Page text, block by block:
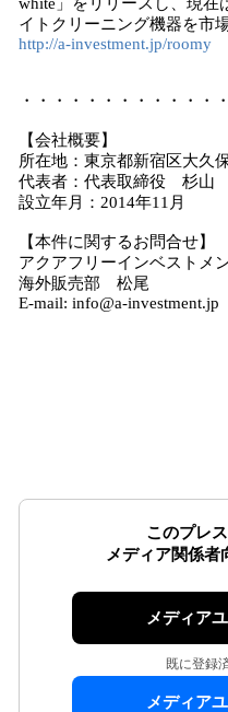
イトクリーニング機器を市
http://a-investment.jp/roomy
・・・・・・・・・・・・
【会社概要】
所在地：東京都新宿区大久
代表者：代表取締役 杉山
設立年月：2014年11月
【本件に関するお問合せ】
アクアフリーインベストメ
海外販売部 松尾
E-mail: info@a-investment.jp
このプレ
メディア関係者
メディア
既に登録
メディア